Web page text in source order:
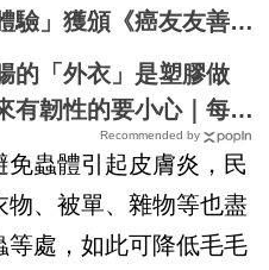
驗」獲頒《癌友友善公
的「外衣」是塑膠做
有韌性的要小心｜每日
Recommended by
蟲體引起皮膚炎，民
物、被單、雜物等也盡
處，如此可降低毛毛